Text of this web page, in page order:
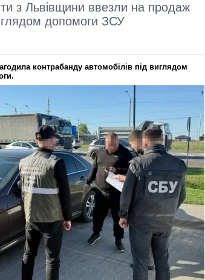
з Львівщини ввезли на продаж
допомоги ЗСУ
контрабанду автомобілів під виглядом